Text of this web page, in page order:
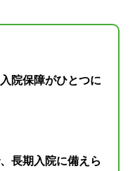
院保障がひとつに
長期入院に備えら